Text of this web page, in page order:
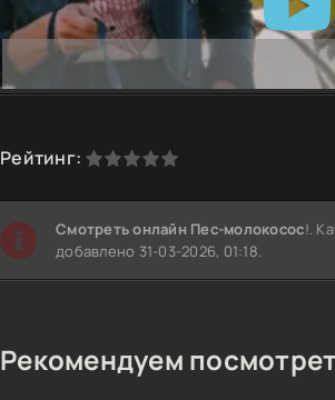
Рейтинг:
2 3 4 5
Cмотреть онлайн Пес-молокосос!.
добавлено 31-03-2026, 01:18.
Рекомендуем